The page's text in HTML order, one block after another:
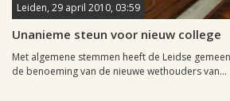
Leiden, 29 april 2010, 03:59
Unanieme steun voor nieuw college
Met algemene stemmen heeft de Leidse
de benoeming van de nieuwe wethouders van...